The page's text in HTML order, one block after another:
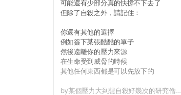
可能還有少部分真的快撐不下去了
但除了自殺之外，請記住：
你還有其他的選擇
例如簽下某張酷酷的單子
然後遠離你的壓力來源
在生命受到威脅的時候
其他任何東西都是可以先放下的
by某個壓力大到想自殺好幾次的研究僧...